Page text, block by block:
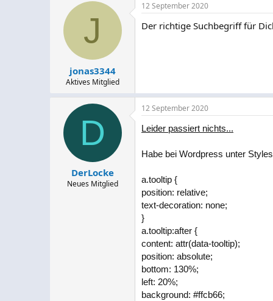
J
jonas3344
Aktives Mitglied
12 September 2020
Der richtige Suchbegriff für
D
DerLocke
Neues Mitglied
12 September 2020
Leider passiert nichts...
Habe bei Wordpress unter
a.tooltip {
position: relative;
text-decoration: none;
}
a.tooltip:after {
content: attr(data-tooltip);
position: absolute;
bottom: 130%;
left: 20%;
background: #ffcb66;